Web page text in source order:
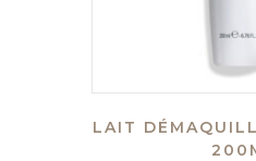
LAIT